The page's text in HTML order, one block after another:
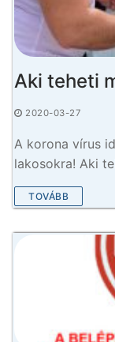
Aki teheti
2020-03-27
A korona vírus
lakosokra! Aki
TOVÁBB